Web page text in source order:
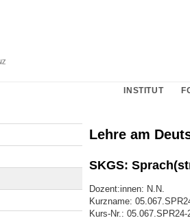
INSTITUT
Lehre am
SKGS:
Dozent:innen: N.N.
Kurzname:
Kurs-Nr.: 05.067.SPR24-